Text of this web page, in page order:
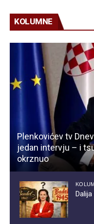
KOLUMNE
Plenkovićev tv
jedan intervju – i
okrznuo